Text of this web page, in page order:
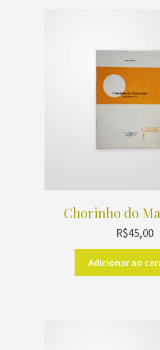
Chorinho do
R$45,00
Adicionar ao